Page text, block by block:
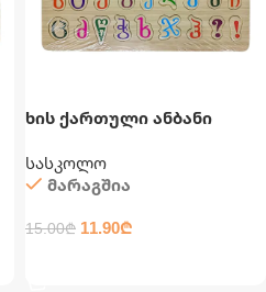
ხის ქართული ანბანი
სასკოლო
მარაგშია
15.00₾ 11.90₾